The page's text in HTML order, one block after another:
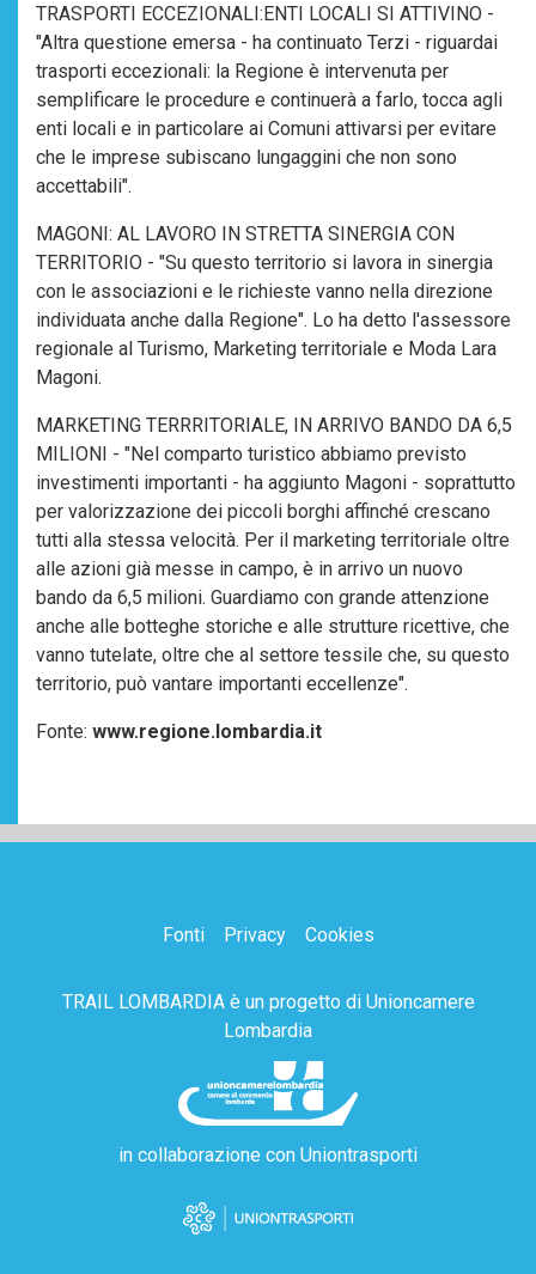
TRASPORTI ECCEZIONALI:ENTI LOCALI SI ATTIVINO -
"Altra questione emersa - ha continuato Terzi - riguardai
trasporti eccezionali: la Regione è intervenuta per
semplificare le procedure e continuerà a farlo, tocca agli
enti locali e in particolare ai Comuni attivarsi per evitare
che le imprese subiscano lungaggini che non sono
accettabili".
MAGONI: AL LAVORO IN STRETTA SINERGIA CON
TERRITORIO - "Su questo territorio si lavora in sinergia
con le associazioni e le richieste vanno nella direzione
individuata anche dalla Regione". Lo ha detto l'assessore
regionale al Turismo, Marketing territoriale e Moda Lara
Magoni.
MARKETING TERRRITORIALE, IN ARRIVO BANDO DA 6,5
MILIONI - "Nel comparto turistico abbiamo previsto
investimenti importanti - ha aggiunto Magoni - soprattutto
per valorizzazione dei piccoli borghi affinché crescano
tutti alla stessa velocità. Per il marketing territoriale oltre
alle azioni già messe in campo, è in arrivo un nuovo
bando da 6,5 milioni. Guardiamo con grande attenzione
anche alle botteghe storiche e alle strutture ricettive, che
vanno tutelate, oltre che al settore tessile che, su questo
territorio, può vantare importanti eccellenze".
Fonte: www.regione.lombardia.it
Fonti Privacy Cookies
TRAIL LOMBARDIA è un progetto di Unioncamere
Lombardia
in collaborazione con Uniontrasporti